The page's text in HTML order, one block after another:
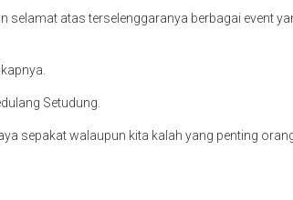
atas terselenggaranya berbagai event
Setudung.
sepakat walaupun kita kalah yang penting